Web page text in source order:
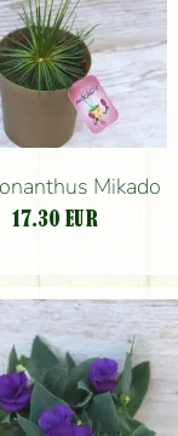
Mikado
17.30 EUR